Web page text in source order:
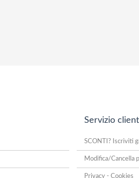
Servizio
SCONTI? Iscriviti
Modifica/Cancella
Privacy - Cookies